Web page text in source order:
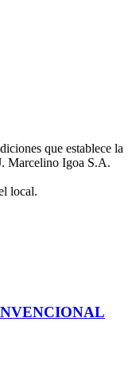
que establece la
Marcelino Igoa S.A.
local.